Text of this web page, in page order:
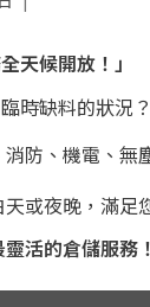
天候開放！」
時缺料的狀況
消防、機電、無
天或夜晚，滿足
活的倉儲服務！